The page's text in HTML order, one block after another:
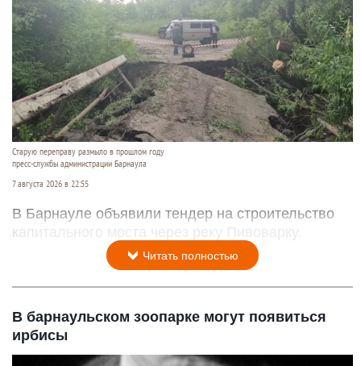
Старую переправу размыло в прошлом году
пресс-службы администрации Барнаула
7 августа 2026 в 22:55
В Барнауле объявили тендер на строительство
капитального моста через реку Пивоварку.
Читать полностью
В барнаульском зоопарке могут появиться
ирбисы